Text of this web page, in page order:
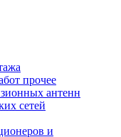
прочее
антенн
сетей
и